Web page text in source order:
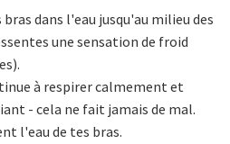
dans l'eau jusqu'au milieu des
une sensation de froid
à respirer calmement et
- cela ne fait jamais de mal.
l'eau de tes bras.